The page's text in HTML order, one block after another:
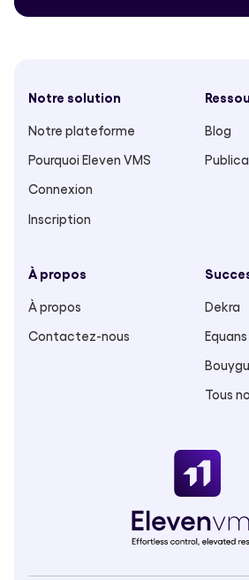
Notre solution
Notre plateforme
Pourquoi Eleven VMS
Connexion
Inscription
Blog
À propos
À propos
Contactez-nous
Dekra
Equans
Tous